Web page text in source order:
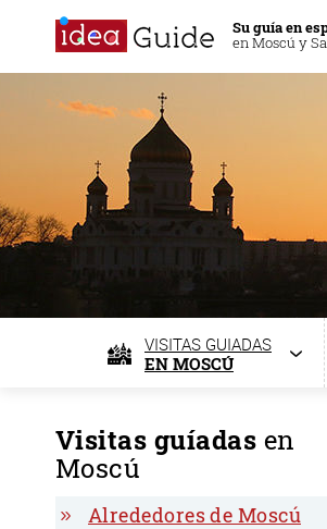
Su guía en
en Moscú y
VISITAS GUIADAS
EN MOSCÚ
Visitas guíadas en
Moscú
Alrededores de Moscú